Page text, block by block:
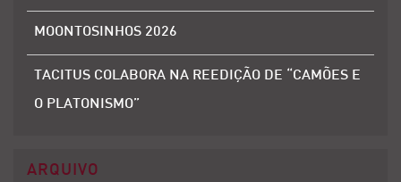
MOONTOSINHOS 2026
TACITUS COLABORA NA REEDIÇÃO DE “CAMÕES E
O PLATONISMO”
ARQUIVO